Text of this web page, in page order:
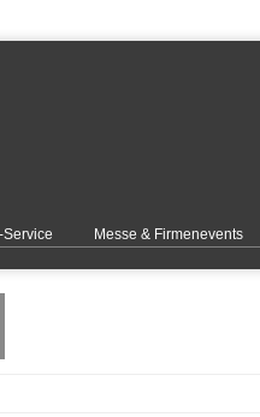
Messe & Firmenevents